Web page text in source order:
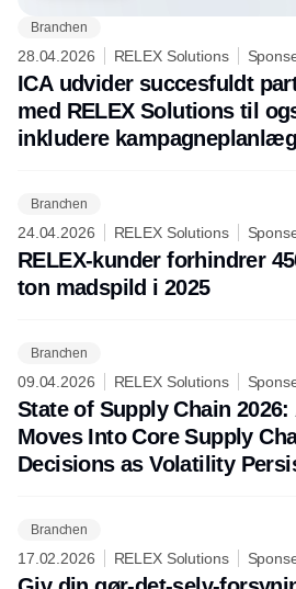
Branchen
28.04.2026 RELEX Solutions
ICA udvider succesfuldt
med RELEX Solutions til
inkludere
Branchen
24.04.2026 RELEX Solutions
RELEX-kunder forhindrer
ton madspild i 2025
Branchen
09.04.2026 RELEX Solutions
State of Supply Chain 2026:
Moves Into Core Supply
Decisions as Volatility
Branchen
17.02.2026 RELEX Solutions